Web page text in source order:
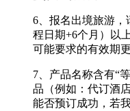
6、报名出境旅游，
程日期+6个月）以
可能要求的有效期
7、产品名称含有“
品（例如：代订酒
能否预订成功，若